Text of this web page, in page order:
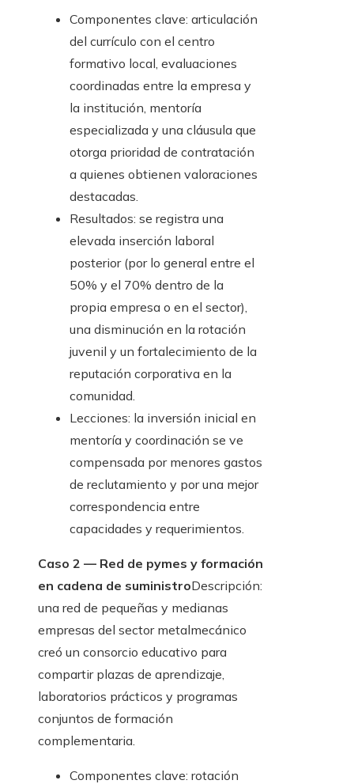
Componentes clave: articulación
del currículo con el centro
formativo local, evaluaciones
coordinadas entre la empresa y
la institución, mentoría
especializada y una cláusula que
otorga prioridad de contratación
a quienes obtienen valoraciones
destacadas.
Resultados: se registra una
elevada inserción laboral
posterior (por lo general entre el
50% y el 70% dentro de la
propia empresa o en el sector),
una disminución en la rotación
juvenil y un fortalecimiento de la
reputación corporativa en la
comunidad.
Lecciones: la inversión inicial en
mentoría y coordinación se ve
compensada por menores gastos
de reclutamiento y por una mejor
correspondencia entre
capacidades y requerimientos.
Caso 2 — Red de pymes y formación
en cadena de suministroDescripción:
una red de pequeñas y medianas
empresas del sector metalmecánico
creó un consorcio educativo para
compartir plazas de aprendizaje,
laboratorios prácticos y programas
conjuntos de formación
complementaria.
Componentes clave: rotación